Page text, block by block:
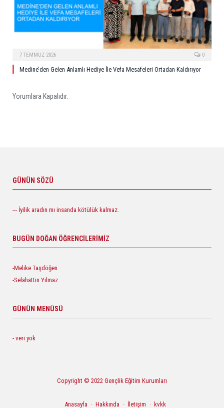
7 TEMMUZ 2026 0
Medine’den Gelen Anlamlı Hediye İle Vefa Mesafeleri Ortadan Kaldırıyor
Yorumlara Kapalıdır.
GÜNÜN SÖZÜ
--- İyilik aradın mı insanda kötülük kalmaz.
BUGÜN DOĞAN ÖĞRENCILERIMIZ
-Melike Taşdöğen
-Selahattin Yılmaz
GÜNÜN MENÜSÜ
- veri yok
Copyright © 2022 Gençlik Eğitim Kurumları
Anasayfa Hakkında İletişim kvkk